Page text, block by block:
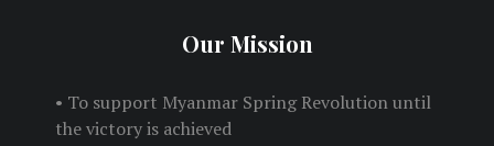
Our Mission
• To support Myanmar Spring Revolution until
the victory is achieved